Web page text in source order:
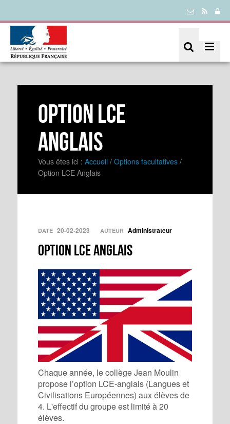
Option LCE
Anglais
Vous êtes ici : Accueil / Options facultatives /
Option LCE Anglais
DATE 20-02-2023 AUTEUR Administrateur
Option LCE Anglais
Chaque année, le collège Jean Moulin
propose l’option LCE-anglais (Langues et
Civilisations Européennes) aux élèves de
4. L'effectif du groupe est limité à 20
élèves.